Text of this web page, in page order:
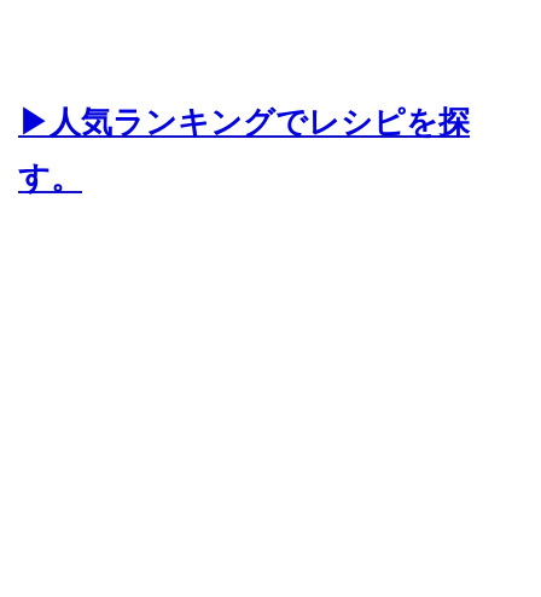
▶人気ランキングでレシピを探
す。